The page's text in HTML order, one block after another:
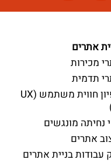
אתרים
מכירות
תדמית
אפיון חווית משתמש (UX
נחיתה מונגשים
אתרים
עבודות בניית אתרים